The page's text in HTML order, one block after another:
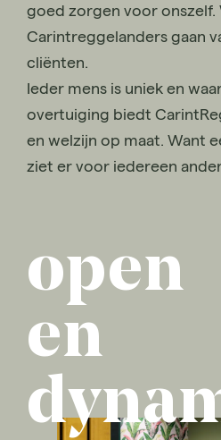
goed zorgen voor onszelf.
Carintreggelanders gaan
cliënten.
Ieder mens is uniek en
overtuiging biedt
en welzijn op maat. Want
ziet er voor iedereen
open
en